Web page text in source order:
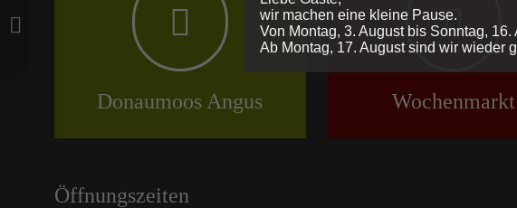
Donaumoos Angus Wochenmarkt
Öffnungszeiten
Nordschwaben zu Gast
wir machen eine kleine Pause.
Von Montag, 3. August bis Sonntag, 16.
Ab Montag, 17. August sind wir wieder